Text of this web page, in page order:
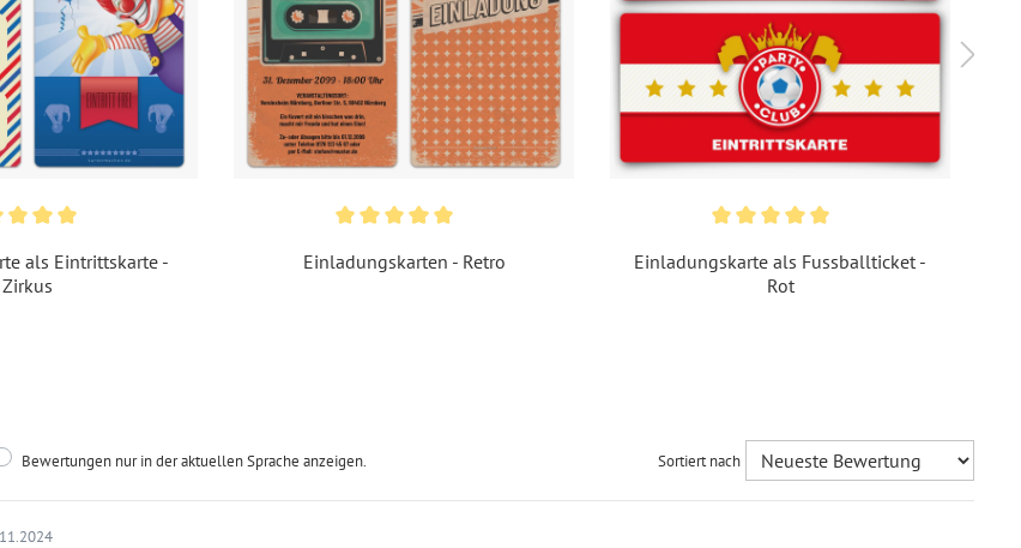
Material: Bilderdruckpapier 300 g / m² , Naturpapier 300 g / m²
Porto pro Stück:
Standardbrief 0,95 € - für diesen Preis können Sie mit der
Deutschen Post innerhalb Deutschland versenden
als Eintrittskarte -
Zirkus
Einladungskarten - Retro
Einladungskarte als Fussballticket -
Rot
Bewertungen nur in der aktuellen Sprache anzeigen. Sortiert nach